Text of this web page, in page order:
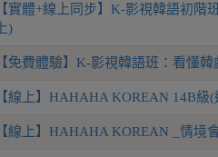
【實體+線上同步】K-影視韓語初階
上)
【免費體驗】K-影視韓語班：看懂
【線上】HAHAHA KOREAN 14B級
【線上】HAHAHA KOREAN _情境